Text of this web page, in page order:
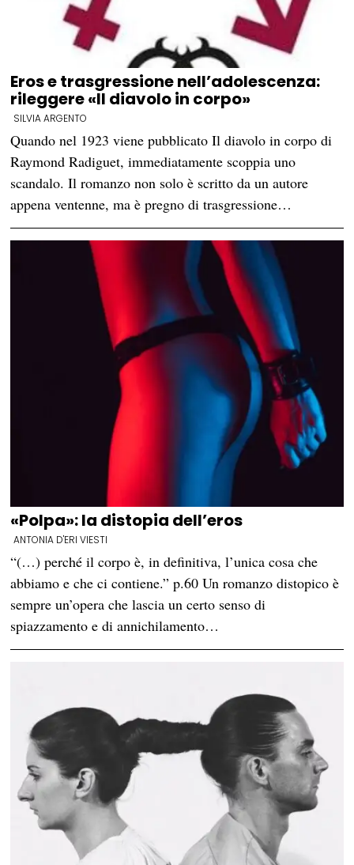
Eros e trasgressione nell’adolescenza:
rileggere «Il diavolo in corpo»
SILVIA ARGENTO
Quando nel 1923 viene pubblicato Il diavolo in corpo di
Raymond Radiguet, immediatamente scoppia uno
scandalo. Il romanzo non solo è scritto da un autore
appena ventenne, ma è pregno di trasgressione…
«Polpa»: la distopia dell’eros
ANTONIA D'ERI VIESTI
“(…) perché il corpo è, in definitiva, l’unica cosa che
abbiamo e che ci contiene.” p.60 Un romanzo distopico è
sempre un’opera che lascia un certo senso di
spiazzamento e di annichilamento…